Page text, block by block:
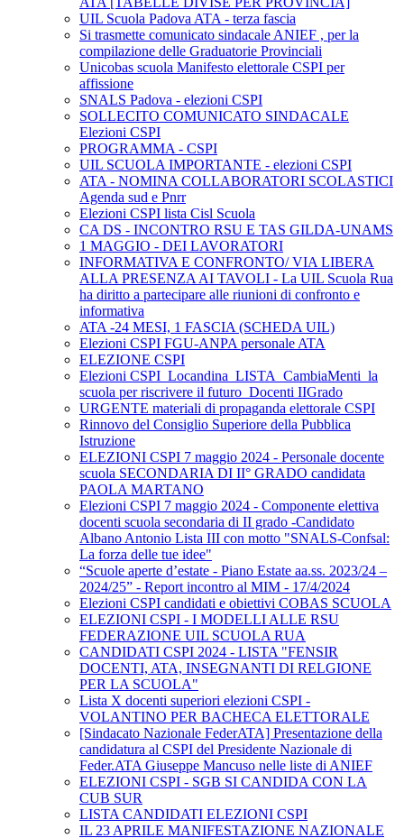
UIL Scuola Padova ATA - terza fascia
Si trasmette comunicato sindacale ANIEF , per la
compilazione delle Graduatorie Provinciali
Unicobas scuola Manifesto elettorale CSPI per
affissione
SNALS Padova - elezioni CSPI
SOLLECITO COMUNICATO SINDACALE
Elezioni CSPI
PROGRAMMA - CSPI
UIL SCUOLA IMPORTANTE - elezioni CSPI
ATA - NOMINA COLLABORATORI SCOLASTICI
Agenda sud e Pnrr
Elezioni CSPI lista Cisl Scuola
CA DS - INCONTRO RSU E TAS GILDA-UNAMS
1 MAGGIO - DEI LAVORATORI
INFORMATIVA E CONFRONTO/ VIA LIBERA
ALLA PRESENZA AI TAVOLI - La UIL Scuola Rua
ha diritto a partecipare alle riunioni di confronto e
informativa
ATA -24 MESI, 1 FASCIA (SCHEDA UIL)
Elezioni CSPI FGU-ANPA personale ATA
ELEZIONE CSPI
Elezioni CSPI_Locandina_LISTA_CambiaMenti_la
scuola per riscrivere il futuro_Docenti IIGrado
URGENTE materiali di propaganda elettorale CSPI
Rinnovo del Consiglio Superiore della Pubblica
Istruzione
ELEZIONI CSPI 7 maggio 2024 - Personale docente
scuola SECONDARIA DI II° GRADO candidata
PAOLA MARTANO
Elezioni CSPI 7 maggio 2024 - Componente elettiva
docenti scuola secondaria di II grado -Candidato
Albano Antonio Lista III con motto "SNALS-Confsal:
La forza delle tue idee"
“Scuole aperte d’estate - Piano Estate aa.ss. 2023/24 –
2024/25” - Report incontro al MIM - 17/4/2024
Elezioni CSPI candidati e obiettivi COBAS SCUOLA
ELEZIONI CSPI - I MODELLI ALLE RSU
FEDERAZIONE UIL SCUOLA RUA
CANDIDATI CSPI 2024 - LISTA "FENSIR
DOCENTI, ATA, INSEGNANTI DI RELGIONE
PER LA SCUOLA"
Lista X docenti superiori elezioni CSPI -
VOLANTINO PER BACHECA ELETTORALE
[Sindacato Nazionale FederATA] Presentazione della
candidatura al CSPI del Presidente Nazionale di
Feder.ATA Giuseppe Mancuso nelle liste di ANIEF
ELEZIONI CSPI - SGB SI CANDIDA CON LA
CUB SUR
LISTA CANDIDATI ELEZIONI CSPI
IL 23 APRILE MANIFESTAZIONE NAZIONALE